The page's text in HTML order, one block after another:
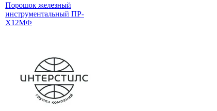
Порошок железный
инструментальный ПР-
Х12МФ